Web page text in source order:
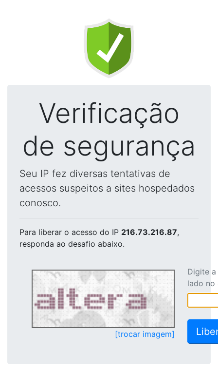
Verificação
de segurança
Seu IP fez diversas tentativas de
acessos suspeitos a sites hospedados
conosco.
Para liberar o acesso do IP 216.73.216.87,
responda ao desafio abaixo.
[trocar imagem]
Digite
lado no